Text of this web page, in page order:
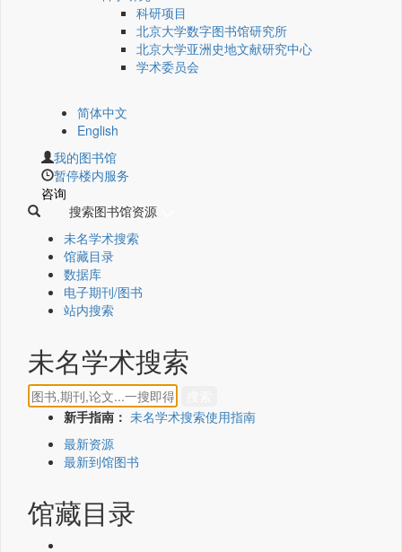
科研项目
北京大学数字图书馆研究所
北京大学亚洲史地文献研究中心
学术委员会
简体中文
English
我的图书馆
暂停楼内服务
咨询
搜索图书馆资源
未名学术搜索
馆藏目录
数据库
电子期刊/图书
站内搜索
未名学术搜索
新手指南： 未名学术搜索使用指南
最新资源
最新到馆图书
馆藏目录